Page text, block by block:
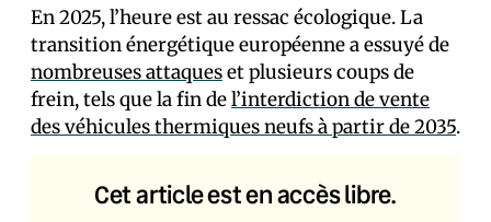
En 2025, l’heure est au ressac écologique. La
transition énergétique européenne a essuyé de
nombreuses attaqueset plusieurs coups de
frein, tels que la fin del’interdiction de vente
des véhicules thermiques neufs à partir de 2035.
Cet article est en accès libre.